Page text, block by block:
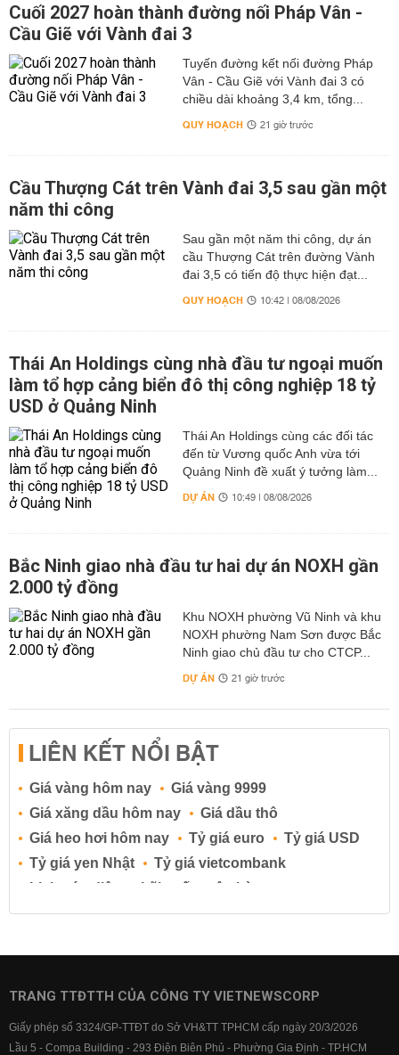
Cuối 2027 hoàn thành đường nối Pháp Vân -
Cầu Giẽ với Vành đai 3
Tuyến đường kết nối đường Pháp
Vân - Cầu Giẽ với Vành đai 3 có
chiều dài khoảng 3,4 km, tổng...
QUY HOẠCH 21 giờ trước
Cầu Thượng Cát trên Vành đai 3,5 sau gần một
năm thi công
Sau gần một năm thi công, dự án
cầu Thượng Cát trên đường Vành
đai 3,5 có tiến độ thực hiện đạt...
QUY HOẠCH 10:42 | 08/08/2026
Thái An Holdings cùng nhà đầu tư ngoại muốn
làm tổ hợp cảng biển đô thị công nghiệp 18 tỷ
USD ở Quảng Ninh
Thái An Holdings cùng các đối tác
đến từ Vương quốc Anh vừa tới
Quảng Ninh đề xuất ý tưởng làm...
DỰ ÁN 10:49 | 08/08/2026
Bắc Ninh giao nhà đầu tư hai dự án NOXH gần
2.000 tỷ đồng
Khu NOXH phường Vũ Ninh và khu
NOXH phường Nam Sơn được Bắc
Ninh giao chủ đầu tư cho CTCP...
DỰ ÁN 21 giờ trước
LIÊN KẾT NỔI BẬT
Giá vàng hôm nay
Giá vàng 9999
Giá xăng dầu hôm nay
Giá dầu thô
Giá heo hơi hôm nay
Tỷ giá euro
Tỷ giá USD
Tỷ giá yen Nhật
Tỷ giá vietcombank
Lịch cúp điện
Lãi suất ngân hàng
Lãi suất tiết kiệm
Lãi suất tiền gửi
Lãi suất ngân hàng BIDV
Lãi suất ngân hàng Vietcombank
TRANG TTĐTTH CỦA CÔNG TY VIETNEWSCORP
Giấy phép số 3324/GP-TTĐT do Sở VH&TT TPHCM cấp ngày 20/3/2026
Lầu 5 - Compa Building - 293 Điện Biên Phủ - Phường Gia Định - TP.HCM